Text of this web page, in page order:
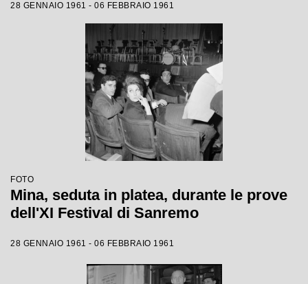
28 GENNAIO 1961 - 06 FEBBRAIO 1961
FOTO
Mina, seduta in platea, durante le prove
dell'XI Festival di Sanremo
28 GENNAIO 1961 - 06 FEBBRAIO 1961